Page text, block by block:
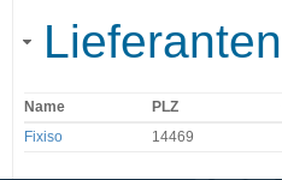
Lieferanten
Name PLZ
Fixiso
14469